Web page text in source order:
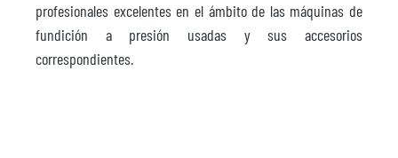
profesionales excelentes en el ámbito de las máquinas de
fundición a presión usadas y sus accesorios
correspondientes.